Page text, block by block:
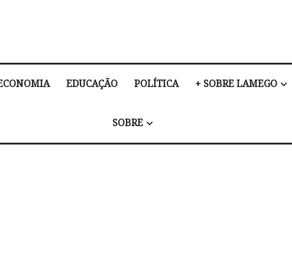
EDUCAÇÃO POLÍTICA + SOBRE LAMEGO
SOBRE